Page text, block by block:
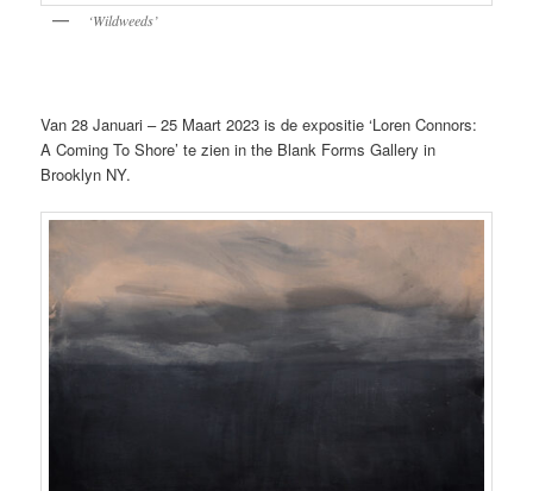
‘Wildweeds’
Van 28 Januari – 25 Maart 2023 is de expositie ‘Loren Connors:
A Coming To Shore’ te zien in the Blank Forms Gallery in
Brooklyn NY.